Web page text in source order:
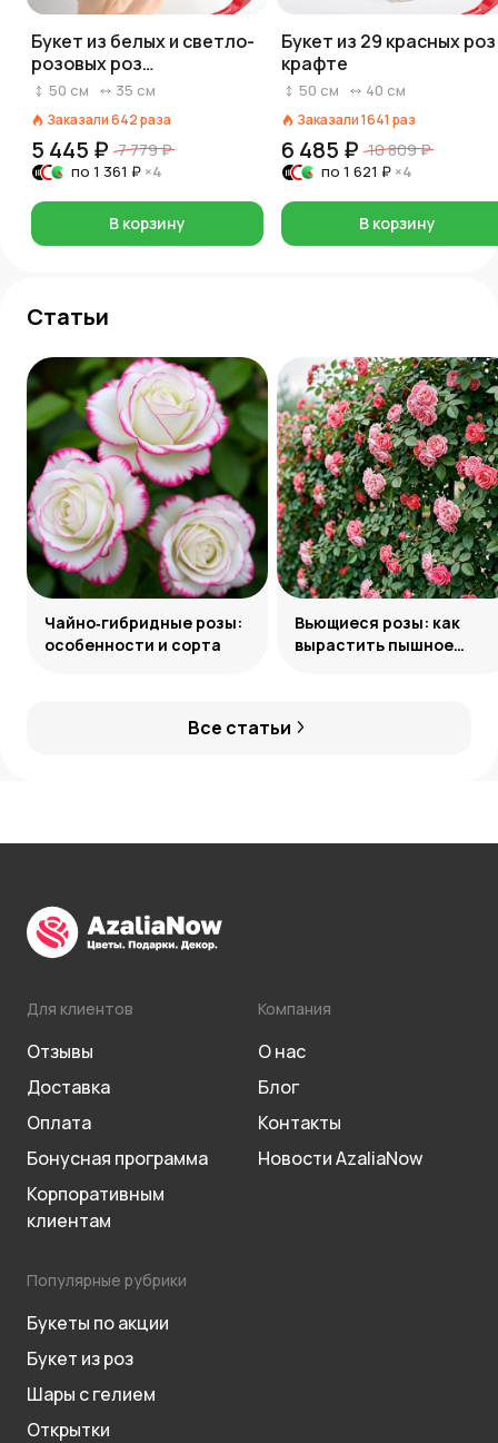
Букет из белых и светло-
розовых роз
«Прикосновение»
50 см 35 см
Заказали642раза
5 445 ₽ 7 779 ₽
по 1 361 ₽ ×4
В корзину
Букет из 29 красных
крафте
50 см 40 см
Заказали1641 раз
6 485 ₽ 10 809 ₽
по 1 621 ₽ ×4
В корзину
Статьи
Все статьи
Чайно‑гибридные розы:
особенности и сорта
Вьющиеся розы: как
вырастить пышное
Для клиентов
Отзывы
Доставка
Оплата
Бонусная программа
Корпоративным
клиентам
Компания
О нас
Блог
Контакты
Новости AzaliaNow
Популярные рубрики
Букеты по акции
Букет из роз
Шары с гелием
Открытки